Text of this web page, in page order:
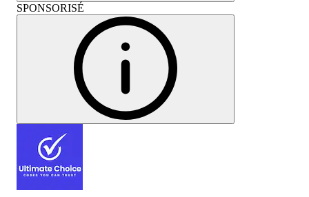
SPONSORISÉ